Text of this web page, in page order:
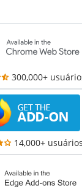
300,000+
14,000+ usuários